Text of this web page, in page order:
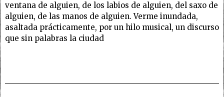
ventana de alguien, de los labios de alguien, del saxo de
alguien, de las manos de alguien. Verme inundada,
asaltada prácticamente, por un hilo musical, un discurso
que sin palabras la ciudad